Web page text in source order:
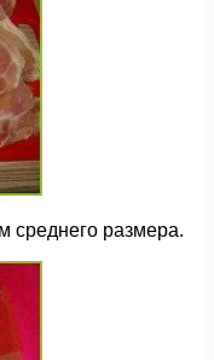
среднего размера.